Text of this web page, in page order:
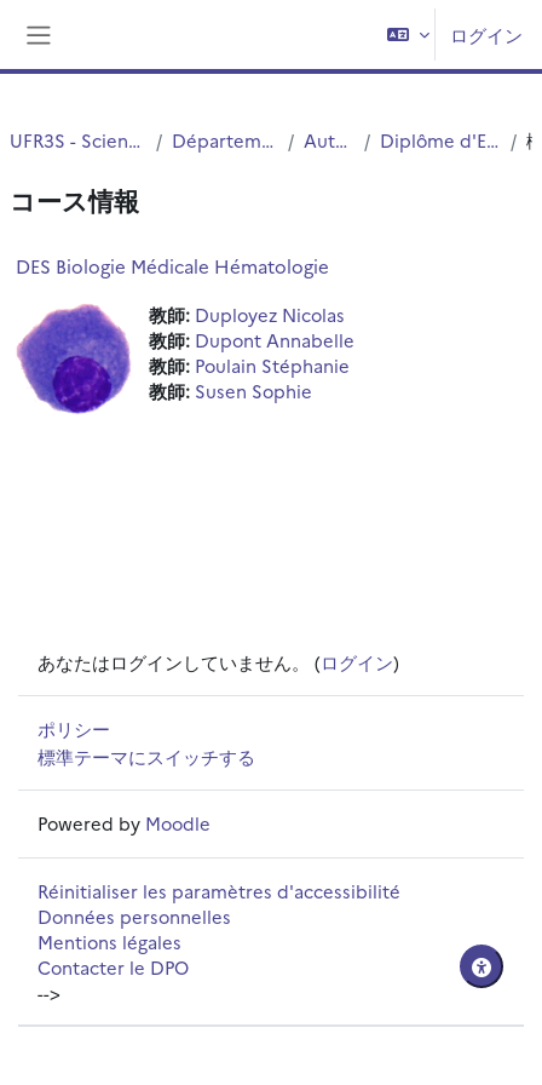
ログイン
UFR3S - Sciences de Santé et du Sport Département UFR3S - Pharmacie Autres Diplômes Diplôme d'Etudes Spécialisées (DES)
コース情報
DES Biologie Médicale Hématologie
教師: Duployez Nicolas
教師: Dupont Annabelle
教師: Poulain Stéphanie
教師: Susen Sophie
あなたはログインしていません。 (ログイン)
ポリシー
標準テーマにスイッチする
Powered by Moodle
Réinitialiser les paramètres d'accessibilité
Données personnelles
Mentions légales
Contacter le DPO
-->